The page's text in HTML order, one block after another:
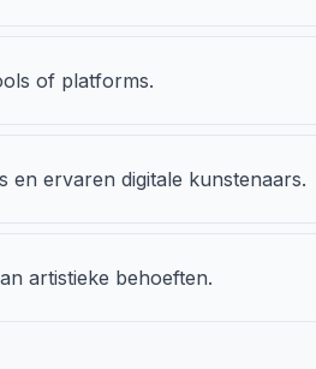
of platforms.
en ervaren digitale kunstenaars.
artistieke behoeften.